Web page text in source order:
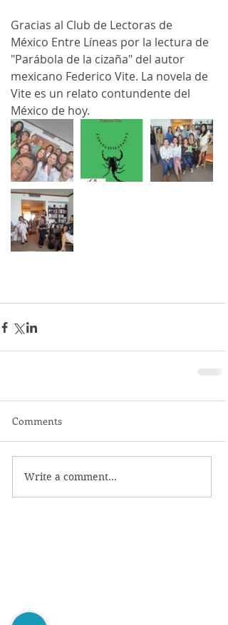
Gracias al Club de Lectoras de
México Entre Líneas por la lectura de
"Parábola de la cizaña" del autor
mexicano Federico Vite. La novela de
Vite es un relato contundente del
México de hoy.
Comments
Write a comment...